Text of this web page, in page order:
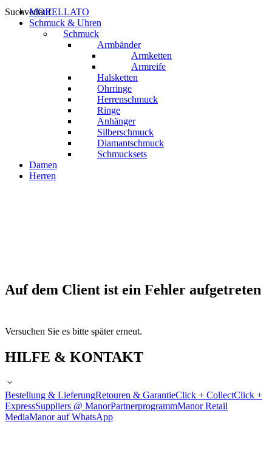
SuchverlaufMORELLATO
Schmuck & Uhren
Schmuck
Armbänder
Armketten
Armreife
Halsketten
Ohrringe
Herrenschmuck
Ringe
Anhänger
Silberschmuck
Diamantschmuck
Schmucksets
Damen
Herren
Auf dem Client ist ein Fehler aufgetreten
Versuchen Sie es bitte später erneut.
HILFE & KONTAKT
Bestellung & LieferungRetouren & GarantieClick + CollectClick +
ExpressSuppliers @ ManorPartnerprogrammManor Retail
MediaManor auf WhatsApp